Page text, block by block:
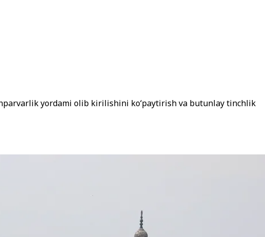
yordami olib kirilishini ko‘paytirish va butunlay tinchlik